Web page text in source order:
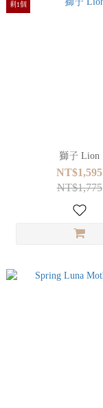
剩1個
獅子 Lion
NT$1,595
NT$1,775